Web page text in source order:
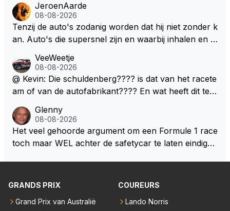
en zullen ben ik bang niet het gewenste effect hebb
en. Mocht het wel zo zijn dan zal het 3 jaar zijn, hoo
guit 5 jaar maar echt niet langer. Vergeet niet, hij hee
em meer plezier gebracht dan de F1 op dit moment.
JeroenAarde
08-08-2026
Tenzij de auto's zodanig worden dat hij niet zonder k
an. Auto's die supersnel zijn en waarbij inhalen en v
ronkende motoren en op de grenzen rijden van de
mogelijkheden. Het ouderwetse racen waarbij de ma
nnen en jongens verdeeld worden. Als deze auto's g
uden dan dat hij op dit moment beweerd. Dan kan hij
zijn talenten en uitzonderlijke klasse laten zien en he
eft daar enorm veel lol aan.
VeeWeetje
08-08-2026
@ Kevin: Die schuldenberg???? is dat van het racete
am of van de autofabrikant???? En wat heeft dit te
ert nu de spindoctor van newey geworden?? Eerlijk
gezegd snap ik de de kop én het artikel niet echt.
Glenny
08-08-2026
Het veel gehoorde argument om een Formule 1 race
toch maar WEL achter de safetycar te laten eindigen
rijden de teams met tot op de liter afgemeten peut...
GRANDS PRIX
Grand Prix van Australië
COUREURS
Lando Norris